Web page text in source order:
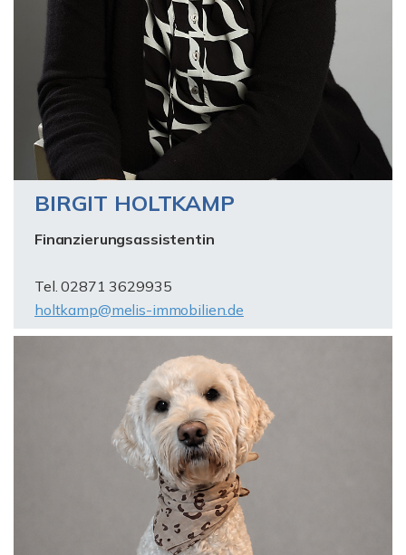
BIRGIT HOLTKAMP
Finanzierungsassistentin
Tel. 02871 3629935
holtkamp@melis-immobilien.de